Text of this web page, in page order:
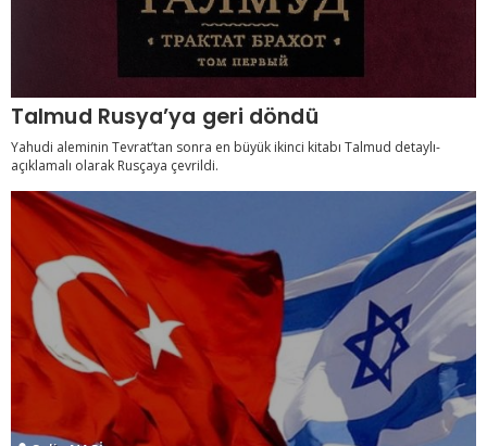
Talmud Rusya’ya geri döndü
Yahudi aleminin Tevrat’tan sonra en büyük ikinci kitabı Talmud detaylı-
açıklamalı olarak Rusçaya çevrildi.